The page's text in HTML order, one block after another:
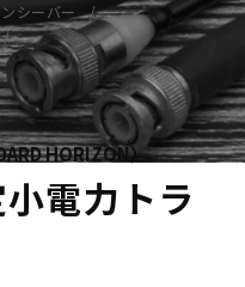
シーバー
HORIZON）
電力トラ